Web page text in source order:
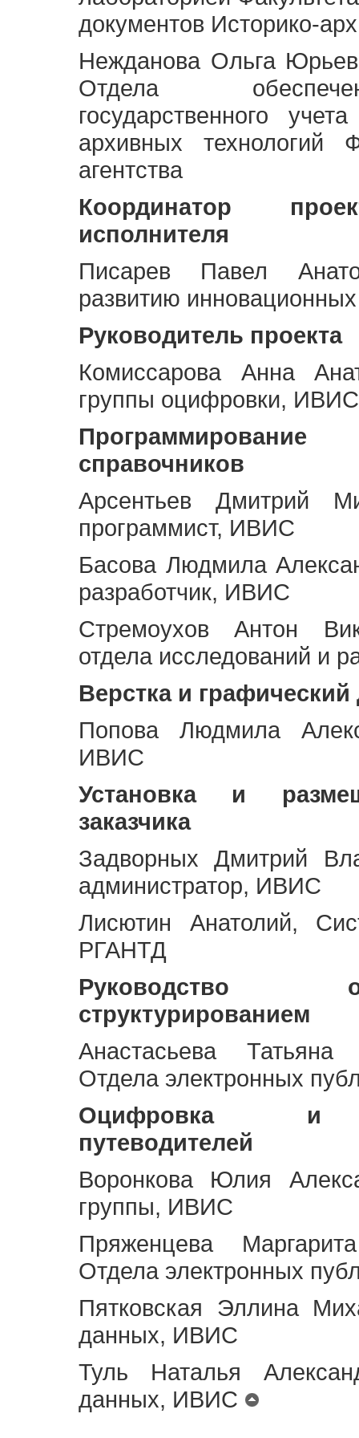
документов Историко-
Нежданова Ольга
Отдела
государственного
архивных технологий
агентства
Координатор
исполнителя
Писарев Павел
развитию
Руководитель проекта
Комиссарова Анна
группы оцифровки, ИВИС
Программирование
справочников
Арсентьев Дмитрий
программист, ИВИС
Басова Людмила
разработчик, ИВИС
Стремоухов Антон
отдела исследований и
Верстка и графический
Попова Людмила
ИВИС
Установка и
заказчика
Задворных Дмитрий
администратор, ИВИС
Лисютин Анатолий,
РГАНТД
Руководство
структурированием
Анастасьева Татьяна
Отдела электронных
Оцифровка и
путеводителей
Воронкова Юлия
группы, ИВИС
Пряженцева
Отдела электронных
Пятковская Эллина
данных, ИВИС
Туль Наталья
данных, ИВИС